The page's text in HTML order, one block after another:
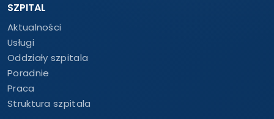
SZPITAL
Aktualności
Usługi
Oddziały szpitala
Poradnie
Praca
Struktura szpitala